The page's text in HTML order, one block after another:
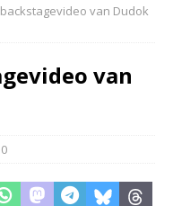
van Dudok
van
0